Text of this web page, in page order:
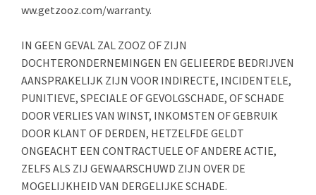
ww.getzooz.com/warranty.
IN GEEN GEVAL ZAL ZOOZ OF ZIJN
DOCHTERONDERNEMINGEN EN GELIEERDE BEDRIJVEN
AANSPRAKELIJK ZIJN VOOR INDIRECTE, INCIDENTELE,
PUNITIEVE, SPECIALE OF GEVOLGSCHADE, OF SCHADE
DOOR VERLIES VAN WINST, INKOMSTEN OF GEBRUIK
DOOR KLANT OF DERDEN, HETZELFDE GELDT
ONGEACHT EEN CONTRACTUELE OF ANDERE ACTIE,
ZELFS ALS ZIJ GEWAARSCHUWD ZIJN OVER DE
MOGELIJKHEID VAN DERGELIJKE SCHADE.